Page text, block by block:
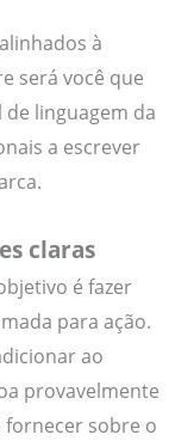
à
será você que
linguagem da
a escrever
claras
é fazer
para ação.
ao
provavelmente
fornecer sobre o